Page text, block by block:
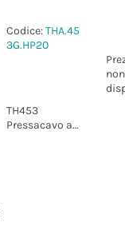
Codice:THA.45
3G.HP20
non
TH453
Pressacavo ad